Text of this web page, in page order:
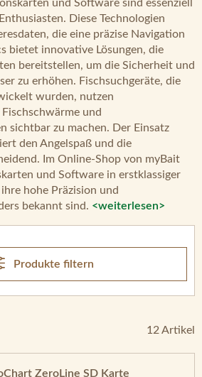
und Software sind essenziell
Diese Technologien
die eine präzise Navigation
bietet innovative Lösungen, die
bereitstellen, um die Sicherheit und
zu erhöhen. Fischsuchgeräte, die
wurden, nutzen
und
sichtbar zu machen. Der Einsatz
den Angelspaß und die
Im Online-Shop von myBait
und Software in erstklassiger
hohe Präzision und
bekannt sind. <weiterlesen>
Produkte filtern
12 Artikel